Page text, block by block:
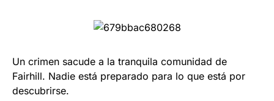
Un crimen sacude a la tranquila comunidad de
Fairhill. Nadie está preparado para lo que está por
descubrirse.